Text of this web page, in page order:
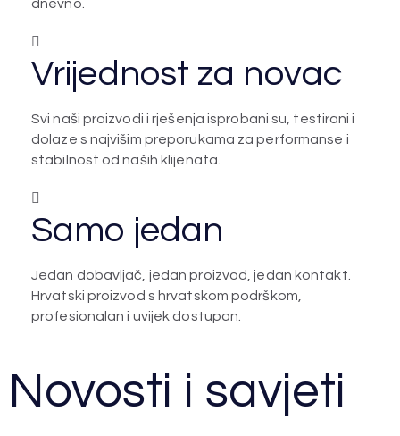
dnevno.
Vrijednost za novac
Svi naši proizvodi i rješenja isprobani su, testirani i
dolaze s najvišim preporukama za performanse i
stabilnost od naših klijenata.
Samo jedan
Jedan dobavljač, jedan proizvod, jedan kontakt.
Hrvatski proizvod s hrvatskom podrškom,
profesionalan i uvijek dostupan.
Novosti i savjeti